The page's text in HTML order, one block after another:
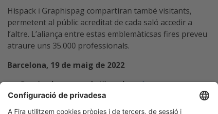
Hispack i Graphispag compartiran també visitants,
permetent al públic acreditat de cada saló accedir a
l’altre. L’aliança entre estas emblemàticsas fires preveu
atraure uns 35.000 professionals.
Barcelona, 19 de maig de 2022
Dossier de premsa de Hispackaquí
Dossier de premsa de Graphispag aquí
Programa d’activitats:
Hispack
graphispag